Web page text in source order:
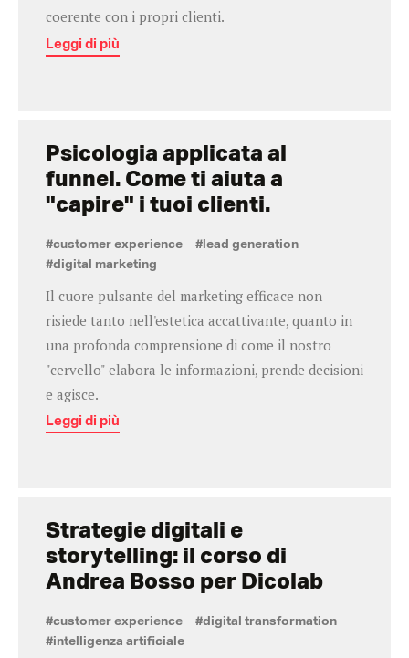
coerente con i propri clienti.
Leggi di più
Psicologia applicata al
funnel. Come ti aiuta a
"capire" i tuoi clienti.
#customer experience #lead generation
#digital marketing
Il cuore pulsante del marketing efficace non
risiede tanto nell'estetica accattivante, quanto in
una profonda comprensione di come il nostro
"cervello" elabora le informazioni, prende decisioni
e agisce.
Leggi di più
Strategie digitali e
storytelling: il corso di
Andrea Bosso per Dicolab
#customer experience #digital transformation
#intelligenza artificiale